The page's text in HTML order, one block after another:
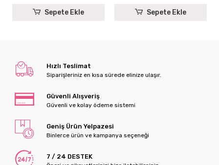
Sepete Ekle Sepete Ekle
Hızlı Teslimat
Siparişleriniz en kısa sürede elinize ulaşır.
Güvenli Alışveriş
Güvenli ve kolay ödeme sistemi
Geniş Ürün Yelpazesi
Binlerce ürün ve kampanya seçeneği
7 / 24 DESTEK